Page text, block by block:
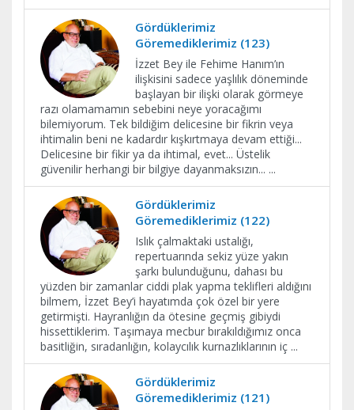
Gördüklerimiz
Göremediklerimiz (123)
İzzet Bey ile Fehime Hanım’ın
ilişkisini sadece yaşlılık döneminde
başlayan bir ilişki olarak görmeye
razı olamamamın sebebini neye yoracağımı
bilemiyorum. Tek bildiğim delicesine bir fikrin veya
ihtimalin beni ne kadardır kışkırtmaya devam ettiği...
Delicesine bir fikir ya da ihtimal, evet... Üstelik
güvenilir herhangi bir bilgiye dayanmaksızın... ...
Gördüklerimiz
Göremediklerimiz (122)
Islık çalmaktaki ustalığı,
repertuarında sekiz yüze yakın
şarkı bulunduğunu, dahası bu
yüzden bir zamanlar ciddi plak yapma teklifleri aldığını
bilmem, İzzet Bey’i hayatımda çok özel bir yere
getirmişti. Hayranlığın da ötesine geçmiş gibiydi
hissettiklerim. Taşımaya mecbur bırakıldığımız onca
basitliğin, sıradanlığın, kolaycılık kurnazlıklarının iç ...
Gördüklerimiz
Göremediklerimiz (121)